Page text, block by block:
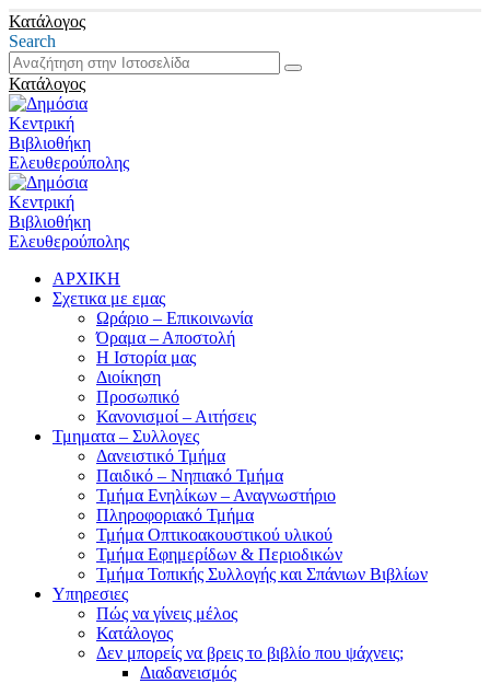
Κατάλογος
Search
Κατάλογος
ΑΡΧΙΚΗ
Σχετικα με εμας
Ωράριο – Επικοινωνία
Όραμα – Αποστολή
Η Ιστορία μας
Διοίκηση
Προσωπικό
Κανονισμοί – Αιτήσεις
Τμηματα – Συλλογες
Δανειστικό Τμήμα
Παιδικό – Νηπιακό Τμήμα
Τμήμα Ενηλίκων – Αναγνωστήριο
Πληροφοριακό Τμήμα
Τμήμα Οπτικοακουστικού υλικού
Τμήμα Εφημερίδων & Περιοδικών
Τμήμα Τοπικής Συλλογής και Σπάνιων Βιβλίων
Υπηρεσιες
Πώς να γίνεις μέλος
Κατάλογος
Δεν μπορείς να βρεις το βιβλίο που ψάχνεις;
Διαδανεισμός